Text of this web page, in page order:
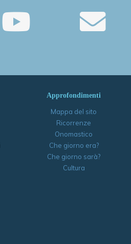
Approfondimenti
Mappa del sito
Ricorrenze
Onomastico
Che giorno era?
Che giorno sarà?
Cultura